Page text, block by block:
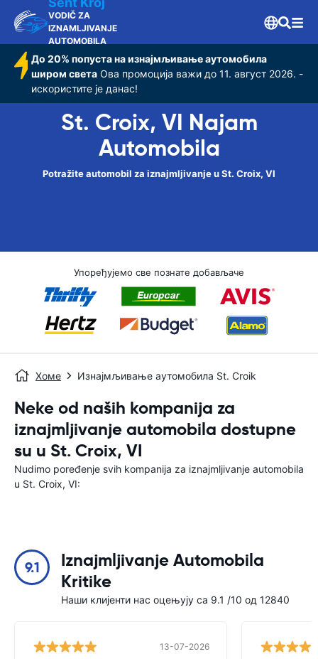
VODIČ ZA
IZNAMLJIVANJE
AUTOMOBILA
До 20% попуста на изнајмљивање аутомобила
широм света Ова промоција важи до 11. август 2026. -
искористите је данас!
St. Croix, VI Najam
Automobila
Potražite automobil za iznajmljivanje u St. Croix, VI
Упоређујемо све познате добављаче
Хоме Изнајмљивање аутомобила St. Croik
Neke od naših kompanija za
iznajmljivanje automobila dostupne
su u St. Croix, VI
Nudimo poređenje svih kompanija za iznajmljivanje automobila
u St. Croix, VI:
9.1
Iznajmljivanje Automobila
Kritike
Наши клијенти нас оцењују са 9.1 /10 од 12840
13-07-2026